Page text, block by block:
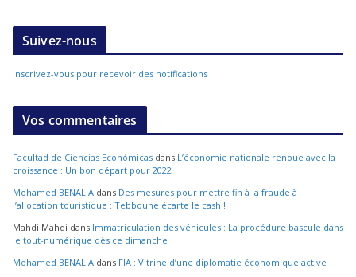
Suivez-nous
Inscrivez-vous pour recevoir des notifications
Vos commentaires
Facultad de Ciencias Económicas dans L’économie nationale renoue avec la
croissance : Un bon départ pour 2022
Mohamed BENALIA dans Des mesures pour mettre fin à la fraude à
l’allocation touristique : Tebboune écarte le cash !
Mahdi Mahdi dans Immatriculation des véhicules : La procédure bascule dans
le tout-numérique dès ce dimanche
Mohamed BENALIA dans FIA : Vitrine d’une diplomatie économique active